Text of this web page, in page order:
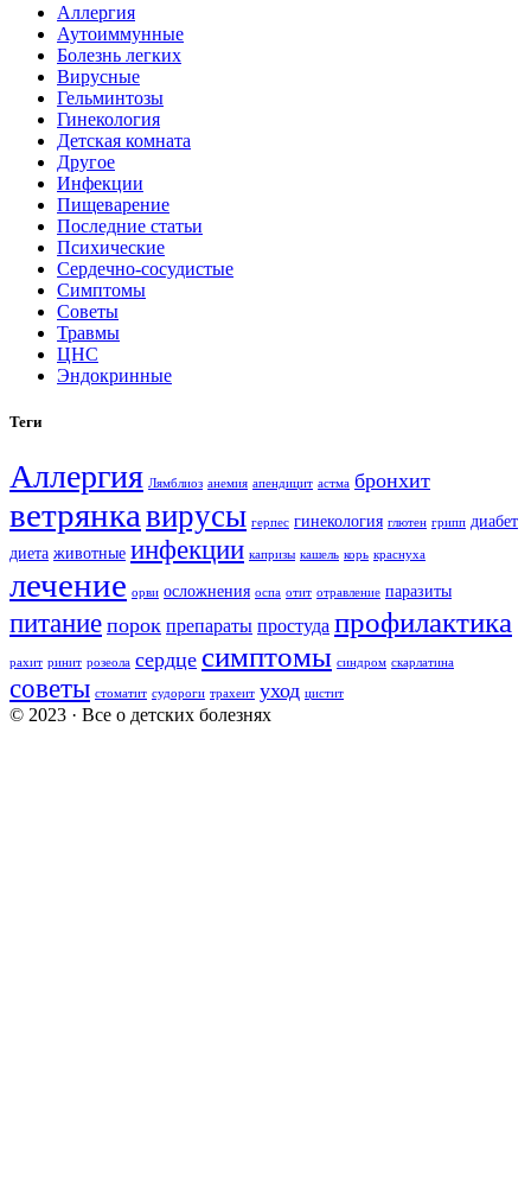
Аллергия
Аутоиммунные
Болезнь легких
Вирусные
Гельминтозы
Гинекология
Детская комната
Другое
Инфекции
Пищеварение
Последние статьи
Психические
Сердечно-сосудистые
Симптомы
Советы
Травмы
ЦНС
Эндокринные
Теги
Аллергия Лямблиоз анемия апендицит астма бронхит
ветрянка вирусы герпес гинекология глютен грипп диабет
диета животные инфекции капризы кашель корь краснуха
лечение орви осложнения оспа отит отравление паразиты
питание порок препараты простуда профилактика
рахит ринит розеола сердце симптомы синдром скарлатина
советы стоматит судороги трахеит уход цистит
© 2023 · Все о детских болезнях